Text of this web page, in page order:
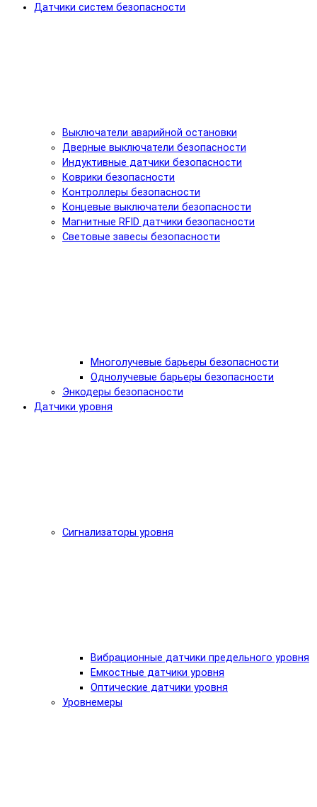
Датчики систем безопасности
Выключатели аварийной остановки
Дверные выключатели безопасности
Индуктивные датчики безопасности
Коврики безопасности
Контроллеры безопасности
Концевые выключатели безопасности
Магнитные RFID датчики безопасности
Световые завесы безопасности
Многолучевые барьеры безопасности
Однолучевые барьеры безопасности
Энкодеры безопасности
Датчики уровня
Сигнализаторы уровня
Вибрационные датчики предельного уровня
Емкостные датчики уровня
Оптические датчики уровня
Уровнемеры